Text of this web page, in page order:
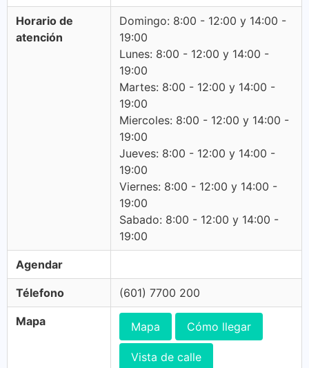
Horario de
atención
Domingo: 8:00 - 12:00 y 14:00 -
19:00
Lunes: 8:00 - 12:00 y 14:00 -
19:00
Martes: 8:00 - 12:00 y 14:00 -
19:00
Miercoles: 8:00 - 12:00 y 14:00 -
19:00
Jueves: 8:00 - 12:00 y 14:00 -
19:00
Viernes: 8:00 - 12:00 y 14:00 -
19:00
Sabado: 8:00 - 12:00 y 14:00 -
19:00
Agendar
Télefono (601) 7700 200
Mapa Mapa Cómo llegar
Vista de calle